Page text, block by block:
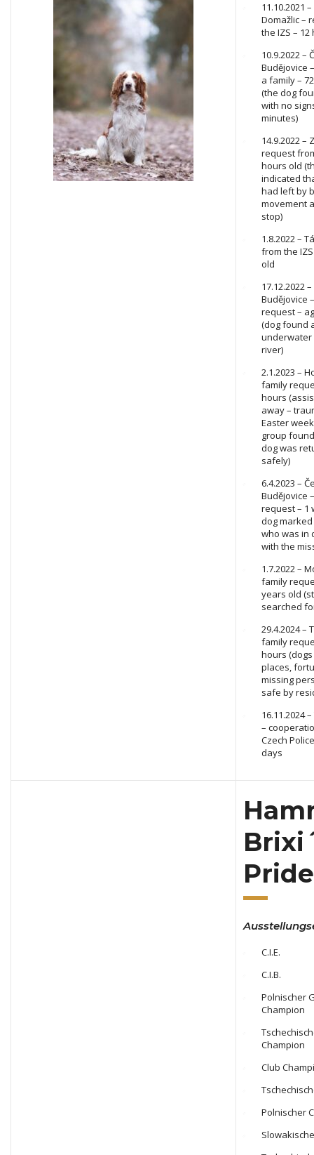
11.10.2021
Domažlic –
the IZS –
10.9.2022 –
Budějovice
a family –
(the dog
with no
minutes)
14.9.2022 –
request
hours old
indicated
had left by
movement
stop)
1.8.2022 –
from the
old
17.12.2022
Budějovice
request –
(dog found
underwater
river)
2.1.2023 –
family
hours
away –
Easter
group
dog was
safely)
6.4.2023 –
Budějovice
request – 1
dog
who was in
with the
1.7.2022 –
family
years old
searched
29.4.2024 –
family
hours
places,
missing
safe by
16.11.2024
–
Czech
days
C.I.E.
C.I.B.
Polnischer
Champion
Champion
Club
Polnischer